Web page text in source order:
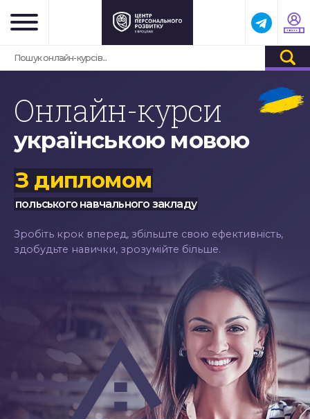
Онлайн-курси
українською мовою
З дипломом
польського навчального закладу
Зробіть крок вперед, збільште свою ефективність,
здобудьте навички, зрозумійте більше.